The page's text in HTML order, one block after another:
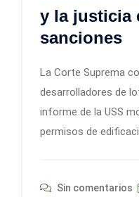
y la justicia
sanciones
La Corte Suprema
desarrolladores de
informe de la USS
permisos de
Sin comentarios